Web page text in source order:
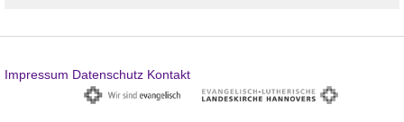
Impressum Datenschutz Kontakt